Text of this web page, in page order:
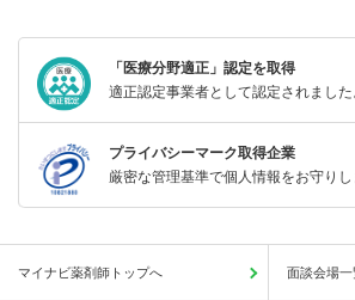
「医療分野適正」認定を取得
適正認定事業者として認定されました
プライバシーマーク取得企業
厳密な管理基準で個人情報をお守りし
マイナビ薬剤師トップへ 面談会場一